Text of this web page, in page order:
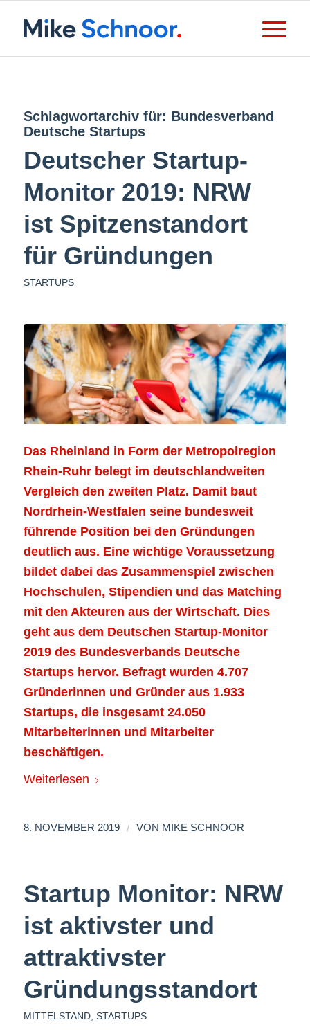
Schlagwortarchiv für: Bundesverband
Deutsche Startups
Deutscher Startup-
Monitor 2019: NRW
ist Spitzenstandort
für Gründungen
STARTUPS
Das Rheinland in Form der Metropolregion
Rhein-Ruhr belegt im deutschlandweiten
Vergleich den zweiten Platz. Damit baut
Nordrhein-Westfalen seine bundesweit
führende Position bei den Gründungen
deutlich aus. Eine wichtige Voraussetzung
bildet dabei das Zusammenspiel zwischen
Hochschulen, Stipendien und das Matching
mit den Akteuren aus der Wirtschaft. Dies
geht aus dem Deutschen Startup-Monitor
2019 des Bundesverbands Deutsche
Startups hervor. Befragt wurden 4.707
Gründerinnen und Gründer aus 1.933
Startups, die insgesamt 24.050
Mitarbeiterinnen und Mitarbeiter
beschäftigen.
Weiterlesen
8. NOVEMBER 2019 / VON MIKE SCHNOOR
Startup Monitor: NRW
ist aktivster und
attraktivster
Gründungsstandort
MITTELSTAND, STARTUPS